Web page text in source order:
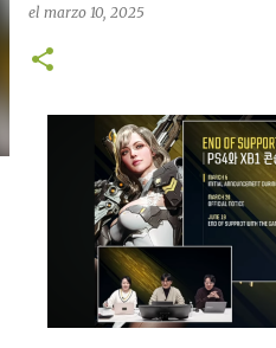
el marzo 10, 2025